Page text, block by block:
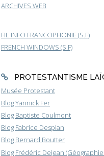
ARCHIVES WEB
FIL INFO FRANCOPHONIE (S.F)
FRENCH WINDOWS (S.F)
PROTESTANTISME
Musée Protestant
Blog Yannick Fer
Blog Baptiste Coulmont
Blog Fabrice Desplan
Blog Bernard Boutter
Blog Frédéric Dejean